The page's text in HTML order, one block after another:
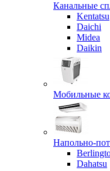
Канальные
Kentatsu
Daichi
Midea
Daikin
Мобильные
Напольно-
Dahatsu